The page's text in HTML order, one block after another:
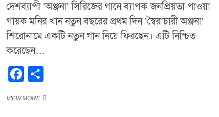
দেশব্যাপী ‘অঞ্জনা’ সিরিজের গানে ব্যাপক জনপ্রিয়তা পাওয়া
গায়ক মনির খান নতুন বছরের প্রথম দিন ‘স্বৈরাচারী অঞ্জনা’
শিরোনামে একটি নতুন গান নিয়ে ফিরছেন। এটি নিশ্চিত
করেছেন…
F
c ar
VIEW MOREবছরের